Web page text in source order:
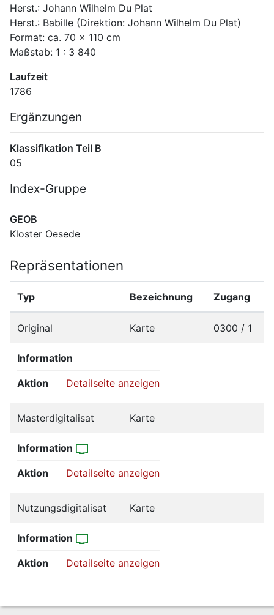
Herst.: Johann Wilhelm Du Plat
Herst.: Babille (Direktion: Johann Wilhelm Du Plat)
Format: ca. 70 x 110 cm
Maßstab: 1 : 3 840
Laufzeit
1786
Ergänzungen
Klassifikation Teil B
05
Index-Gruppe
GEOB
Kloster Oesede
Repräsentationen
Typ Bezeichnung Zugang
Original Karte 0300 / 1
Information
Aktion Detailseite anzeigen
Masterdigitalisat Karte
Information
Aktion Detailseite anzeigen
Nutzungsdigitalisat Karte
Information
Aktion Detailseite anzeigen